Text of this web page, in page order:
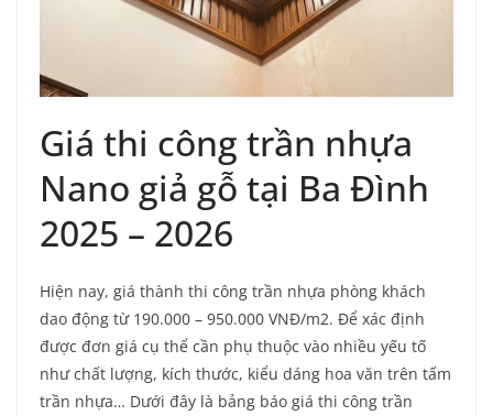
Giá thi công trần nhựa
Nano giả gỗ tại Ba Đình
2025 – 2026
Hiện nay, giá thành thi công trần nhựa phòng khách
dao động từ 190.000 – 950.000 VNĐ/m2. Để xác định
được đơn giá cụ thể cần phụ thuộc vào nhiều yếu tố
như chất lượng, kích thước, kiểu dáng hoa văn trên tấm
trần nhựa… Dưới đây là bảng báo giá thi công trần